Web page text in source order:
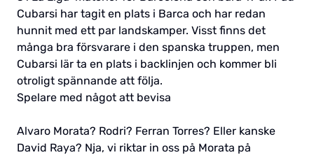
Cubarsi har tagit en plats i Barca och har redan
hunnit med ett par landskamper. Visst finns det
många bra försvarare i den spanska truppen, men
Cubarsi lär ta en plats i backlinjen och kommer bli
otroligt spännande att följa.
Spelare med något att bevisa
Alvaro Morata? Rodri? Ferran Torres? Eller kanske
David Raya? Nja, vi riktar in oss på Morata på